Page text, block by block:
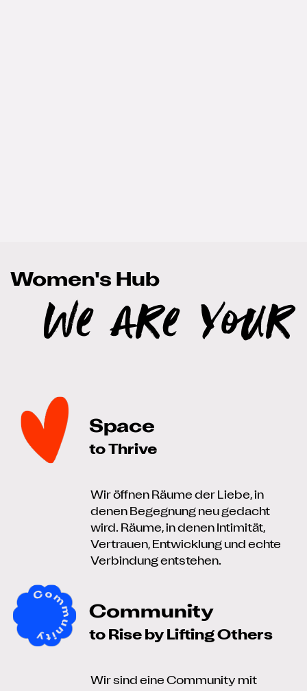
Women's Hub
We are your
Space
to Thrive
Wir öffnen Räume der Liebe, in
denen Begegnung neu gedacht
wird. Räume, in denen Intimität,
Vertrauen, Entwicklung und echte
Verbindung entstehen.
Community
to Rise by Lifting Others
Wir sind eine Community mit